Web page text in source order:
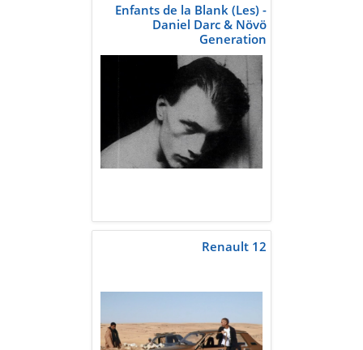
Enfants de la Blank (Les) -
Daniel Darc & Növö
Generation
Renault 12